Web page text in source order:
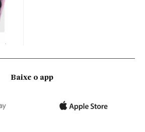
Baixe o app